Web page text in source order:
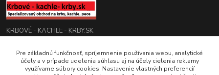
KRBOVÉ - KACHLE - KRBY.SK
0949 476 255
08:00 - 17.00
Pre základnú funkčnosť, spríjemnenie používania webu, analytické
účely a v prípade udelenia súhlasu aj na účely cielenia reklamy
využívame súbory cookies. Nastavenie vlastných preferencií